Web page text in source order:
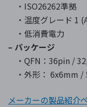
・ISO26262準拠
・温度グレード 1
・低消費電力
– パッケージ
・QFN：36pin /
・外形： 6x6mm
メーカーの製品紹介